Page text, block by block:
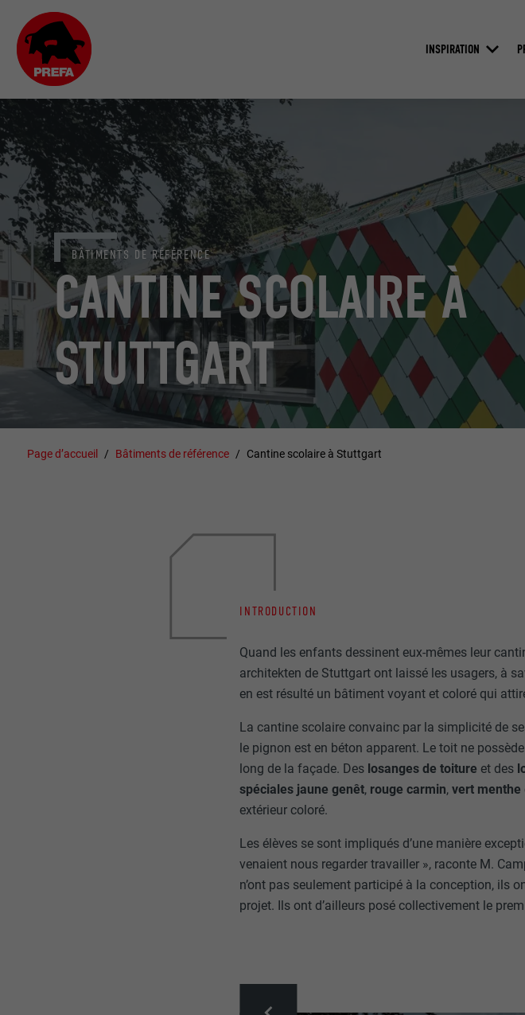
INSPIRATION
CANTINE SCOLAIRE À
STUTTGART
BÂTIMENTS DE RÉFÉRENCE
Page d’accueil Bâtiments de référence Cantine scolaire à Stuttgart
INTRODUCTION
Quand les enfants dessinent eux-mêmes leur
architekten de Stuttgart ont laissé les usagers, à
en est résulté un bâtiment voyant et coloré qui
La cantine scolaire convainc par la simplicité de
le pignon est en béton apparent. Le toit ne
long de la façade. Des losanges de toiture et des
spéciales jaune genêt, rouge carmin,vert menthe
extérieur coloré.
Les élèves se sont impliqués d’une manière
venaient nous regarder travailler », raconte M.
n’ont pas seulement participé à la conception, ils
projet. Ils ont d’ailleurs posé collectivement le